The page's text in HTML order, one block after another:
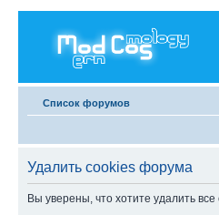
Список форумов
Удалить cookies форума
Вы уверены, что хотите удалить